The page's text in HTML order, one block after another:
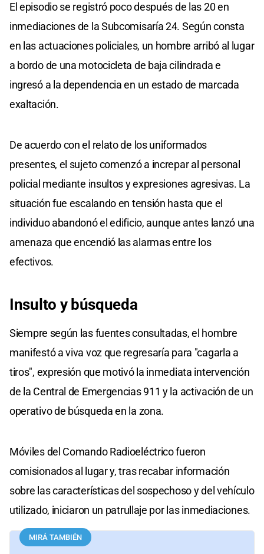
El episodio se registró poco después de las 20 en
inmediaciones de la Subcomisaría 24. Según consta
en las actuaciones policiales, un hombre arribó al lugar
a bordo de una motocicleta de baja cilindrada e
ingresó a la dependencia en un estado de marcada
exaltación.
De acuerdo con el relato de los uniformados
presentes, el sujeto comenzó a increpar al personal
policial mediante insultos y expresiones agresivas. La
situación fue escalando en tensión hasta que el
individuo abandonó el edificio, aunque antes lanzó una
amenaza que encendió las alarmas entre los
efectivos.
Insulto y búsqueda
Siempre según las fuentes consultadas, el hombre
manifestó a viva voz que regresaría para "cagarla a
tiros", expresión que motivó la inmediata intervención
de la Central de Emergencias 911 y la activación de un
operativo de búsqueda en la zona.
Móviles del Comando Radioeléctrico fueron
comisionados al lugar y, tras recabar información
sobre las características del sospechoso y del vehículo
utilizado, iniciaron un patrullaje por las inmediaciones.
MIRÁ TAMBIÉN